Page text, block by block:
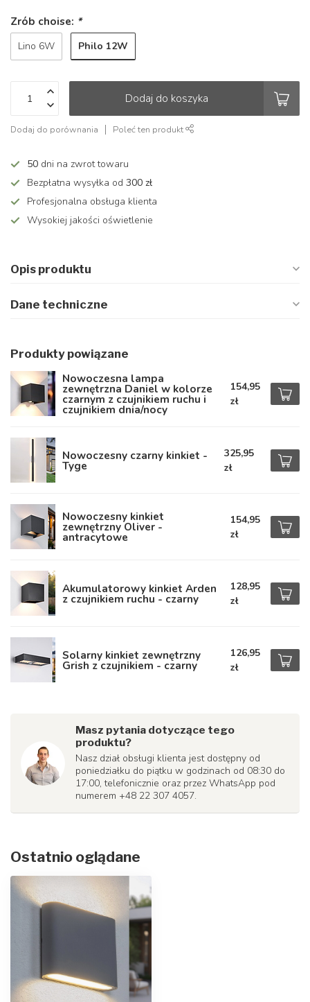
Zrób choise: *
Lino 6W Philo 12W
Dodaj do koszyka
Dodaj do porównania Poleć ten produkt
50 dni na zwrot towaru
Bezpłatna wysyłka od 300 zł
Profesjonalna obsługa klienta
Wysokiej jakości oświetlenie
Opis produktu
Dane techniczne
Produkty powiązane
Nowoczesna lampa
zewnętrzna Daniel w kolorze
czarnym z czujnikiem ruchu i
czujnikiem dnia/nocy
154,95
zł
Nowoczesny czarny kinkiet -
Tyge
325,95
zł
Nowoczesny kinkiet
zewnętrzny Oliver -
antracytowe
154,95
zł
Akumulatorowy kinkiet Arden
z czujnikiem ruchu - czarny
128,95
zł
Solarny kinkiet zewnętrzny
Grish z czujnikiem - czarny
126,95
zł
Masz pytania dotyczące tego
produktu?
Nasz dział obsługi klienta jest dostępny od
poniedziałku do piątku w godzinach od 08:30 do
17:00, telefonicznie oraz przez WhatsApp pod
numerem +48 22 307 4057.
Ostatnio oglądane